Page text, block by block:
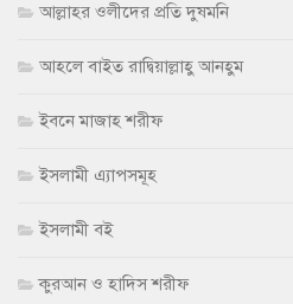
আল্লাহর ওলীদের প্রতি দুষমনি
আহলে বাইত রাদ্বিয়াল্লাহু আনহুম
ইবনে মাজাহ শরীফ
ইসলামী এ্যাপসমূহ
ইসলামী বই
কুরআন ও হাদিস শরীফ